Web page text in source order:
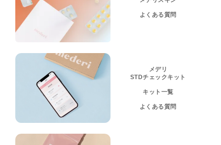
よくある質問
メデリ
STDチェックキット
キット一覧
よくある質問